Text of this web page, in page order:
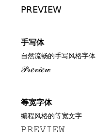
𝖯𝖱𝖤𝖵𝖨𝖤𝖶
手写体
自然流畅的手写风格字体
𝒫𝓇𝑒𝓋𝒾𝑒𝓌
等宽字体
编程风格的等宽文字
𝙿𝚁𝙴𝚅𝙸𝙴𝚆